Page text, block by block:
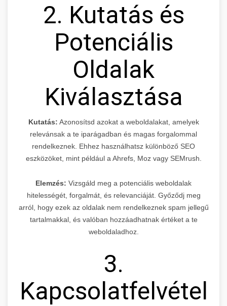
2. Kutatás és
Potenciális
Oldalak
Kiválasztása
Kutatás: Azonosítsd azokat a weboldalakat, amelyek
relevánsak a te iparágadban és magas forgalommal
rendelkeznek. Ehhez használhatsz különböző SEO
eszközöket, mint például a Ahrefs, Moz vagy SEMrush.
Elemzés: Vizsgáld meg a potenciális weboldalak
hitelességét, forgalmát, és relevanciáját. Győződj meg
arról, hogy ezek az oldalak nem rendelkeznek spam jellegű
tartalmakkal, és valóban hozzáadhatnak értéket a te
weboldaladhoz.
3.
Kapcsolatfelvétel